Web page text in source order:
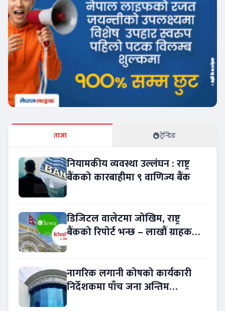
ताजा ट्रेन्डिङ
नियामकीय व्यवस्था उल्लंघन : राष्ट्र
बैंकको कारबाहीमा ९ वाणिज्य बैंक
डिजिटल वालेटमा जोखिम, राष्ट्र
बैंकको रिपोर्ट भन्छ – लाखौं ग्राहकको
नागरिक लगानी कोषको कार्यकारी
निर्देशकमा पाँच जना अन्तिम